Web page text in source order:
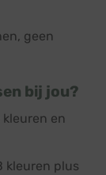
geen
bij jou?
en
kleuren plus